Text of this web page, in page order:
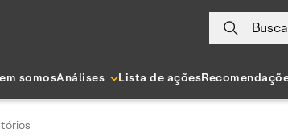
somosAnálises Lista de ações